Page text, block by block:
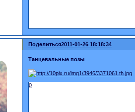
Поделиться2011-01-26 18:18:34
Танцевальные позы
0